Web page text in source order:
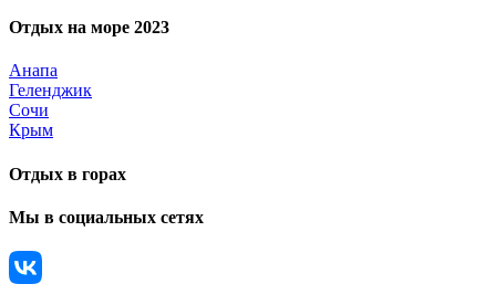
Отдых на море 2023
Анапа
Геленджик
Сочи
Крым
Отдых в горах
Мы в социальных сетях